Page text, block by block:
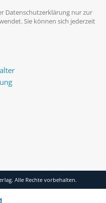
Datenschutzerklärung nur zur
Sie können sich jederzeit
Alle Rechte vorbehalten.